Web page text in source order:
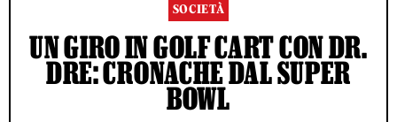
SOCIETÀ
UN GIRO IN GOLF CART CON DR.
DRE: CRONACHE DAL SUPER
BOWL